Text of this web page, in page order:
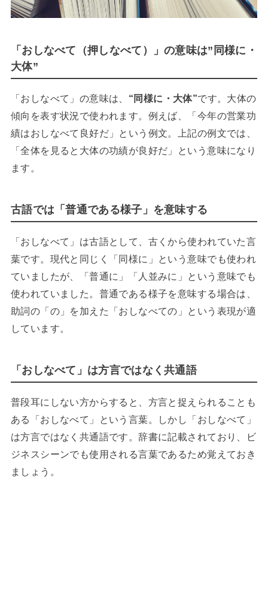
「おしなべて（押しなべて）」の意味は”同様に・
大体”
「おしなべて」の意味は、 “同様に・大体”です。大体の
傾向を表す状況で使われます。例えば、「今年の営業功
績はおしなべて良好だ」という例文。上記の例文では、
「全体を見ると大体の功績が良好だ」という意味になり
ます。
古語では「普通である様子」を意味する
「おしなべて」は古語として、古くから使われていた言
葉です。現代と同じく「同様に」という意味でも使われ
ていましたが、「普通に」「人並みに」という意味でも
使われていました。普通である様子を意味する場合は、
助詞の「の」を加えた「おしなべての」という表現が適
しています。
「おしなべて」は方言ではなく共通語
普段耳にしない方からすると、方言と捉えられることも
ある「おしなべて」という言葉。しかし「おしなべて」
は方言ではなく共通語です。辞書に記載されており、ビ
ジネスシーンでも使用される言葉であるため覚えておき
ましょう。